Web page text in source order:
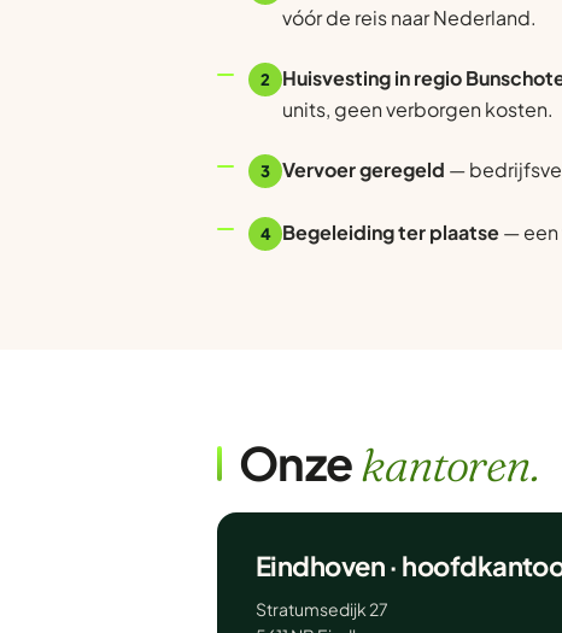
vóór de reis naar Nederland.
2 Huisvesting in regio
units, geen verborgen kosten.
3 Vervoer geregeld —
4 Begeleiding ter plaatse— een
Onzekantoren.
Eindhoven ·
Stratumsedijk 27